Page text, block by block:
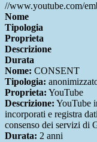
//www.youtube.com/
Nome
Tipologia
Proprieta
Descrizione
Durata
Nome: CONSENT
Tipologia:
Proprieta: YouTube
Descrizione: YouTube
incorporati e registra
consenso dei servizi di
Durata: 2 anni